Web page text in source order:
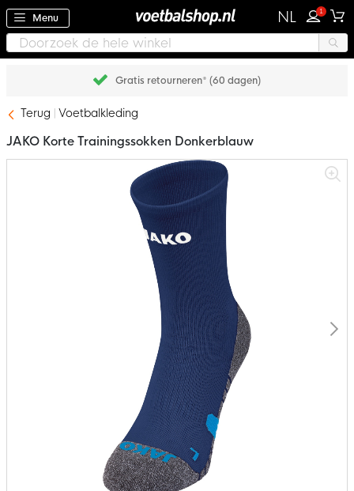
Menu NL 1
Gratis retourneren* (60 dagen)
Terug Voetbalkleding
JAKO Korte Trainingssokken Donkerblauw